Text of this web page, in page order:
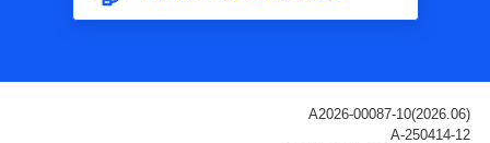
利用情報
ご契約状態・ご利用履歴インターネット利用時の行動に
関する情報、アプリケーション利用時の行動に関する情